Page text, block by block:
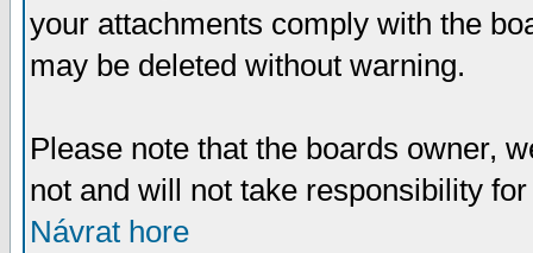
your attachments comply with the
may be deleted without warning.
Please note that the boards owner,
not and will not take responsibility
Návrat hore